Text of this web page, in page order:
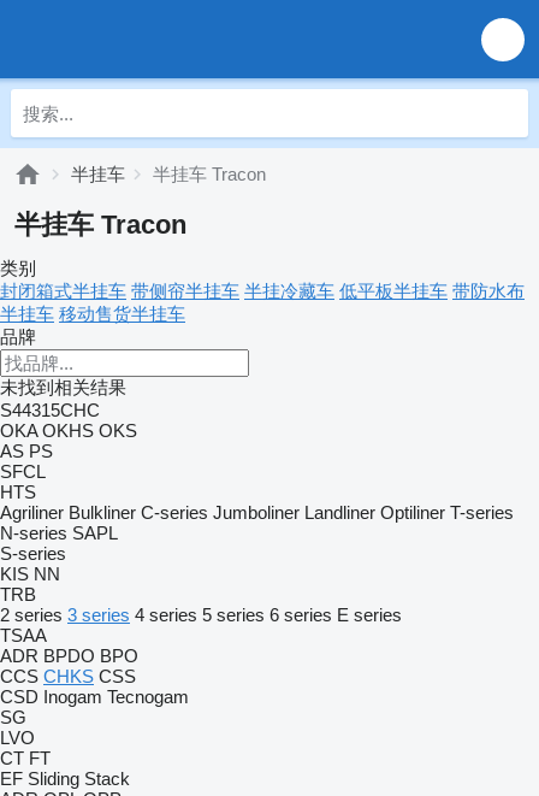
半挂车 半挂车 Tracon
半挂车 Tracon
类别
封闭箱式半挂车 带侧帘半挂车 半挂冷藏车 低平板半挂车 带防水布
半挂车 移动售货半挂车
品牌
未找到相关结果
S44315CHC
OKA OKHS OKS
AS PS
SFCL
HTS
Agriliner Bulkliner C-series Jumboliner Landliner Optiliner T-series
N-series SAPL
S-series
KIS NN
TRB
2 series 3 series 4 series 5 series 6 series E series
TSAA
ADR BPDO BPO
CCS CHKS CSS
CSD Inogam Tecnogam
SG
LVO
CT FT
EF Sliding Stack